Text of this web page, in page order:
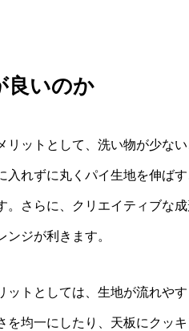
良いのか
リットとして、洗い物が少な
入れずに丸くパイ生地を伸ば
。さらに、クリエイティブな
ンジが利きます。
ットとしては、生地が流れや
を均一にしたり、天板にクッ